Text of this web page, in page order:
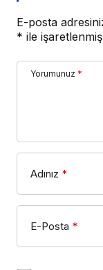
E-posta
* ile
Yorumunuz *
Adınız *
E-Posta *